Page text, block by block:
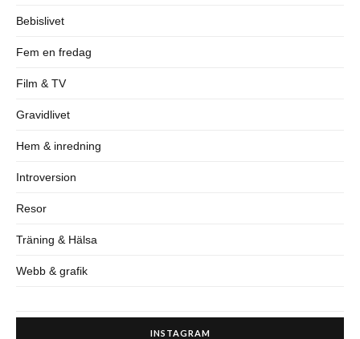
Bebislivet
Fem en fredag
Film & TV
Gravidlivet
Hem & inredning
Introversion
Resor
Träning & Hälsa
Webb & grafik
INSTAGRAM